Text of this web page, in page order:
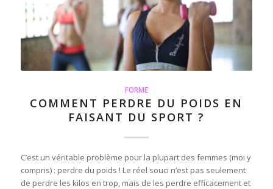
FORME
COMMENT PERDRE DU POIDS EN
FAISANT DU SPORT ?
C’est un véritable problème pour la plupart des femmes (moi y
compris) : perdre du poids ! Le réel souci n’est pas seulement
de perdre les kilos en trop, mais de les perdre efficacement et